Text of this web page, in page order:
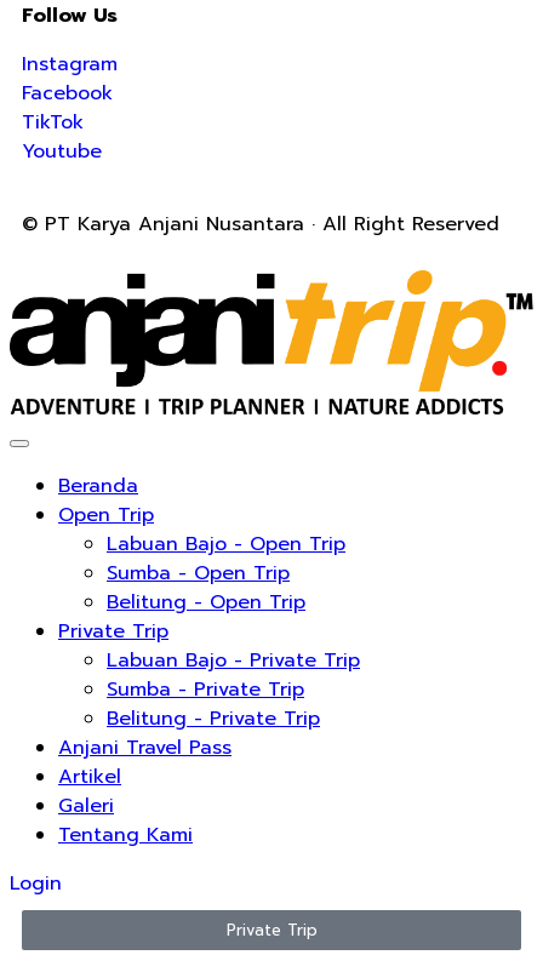
Follow Us
Instagram
Facebook
TikTok
Youtube
© PT Karya Anjani Nusantara · All Right Reserved
Beranda
Open Trip
Labuan Bajo - Open Trip
Sumba - Open Trip
Belitung - Open Trip
Private Trip
Labuan Bajo - Private Trip
Sumba - Private Trip
Belitung - Private Trip
Anjani Travel Pass
Artikel
Galeri
Tentang Kami
Login
Private Trip